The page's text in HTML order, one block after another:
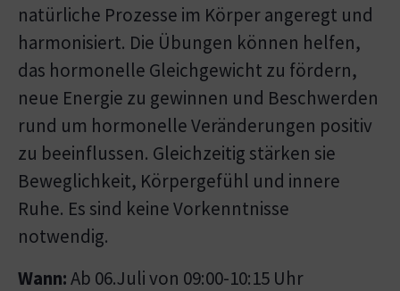
natürliche Prozesse im Körper angeregt und
harmonisiert. Die Übungen können helfen,
das hormonelle Gleichgewicht zu fördern,
neue Energie zu gewinnen und Beschwerden
rund um hormonelle Veränderungen positiv
zu beeinflussen. Gleichzeitig stärken sie
Beweglichkeit, Körpergefühl und innere
Ruhe. Es sind keine Vorkenntnisse
notwendig.
Wann:Ab 06.Juli von 09:00-10:15 Uhr